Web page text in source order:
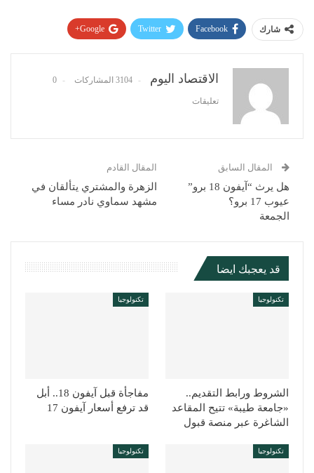
شارك Facebook
Twitter
Google+
الاقتصاد اليوم 3104 المشاركات 0
تعليقات
المقال السابق
هل يرث “آيفون 18 برو”
عيوب 17 برو؟
المقال القادم
الزهرة والمشتري يتألقان في
مشهد سماوي نادر مساء
الجمعة
قد يعجبك ايضا
تكنولوجيا
الشروط ورابط التقديم..
«جامعة طيبة» تتيح المقاعد
الشاغرة عبر منصة قبول
تكنولوجيا
مفاجأة قبل آيفون 18.. أبل
قد ترفع أسعار آيفون 17
تكنولوجيا تكنولوجيا